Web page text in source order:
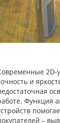
2D-
и
Функция
–